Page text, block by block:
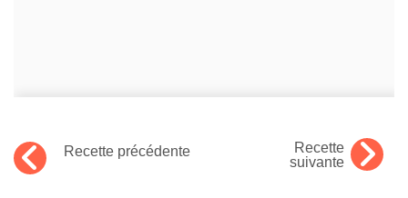
Recette précédente
Recette
suivante